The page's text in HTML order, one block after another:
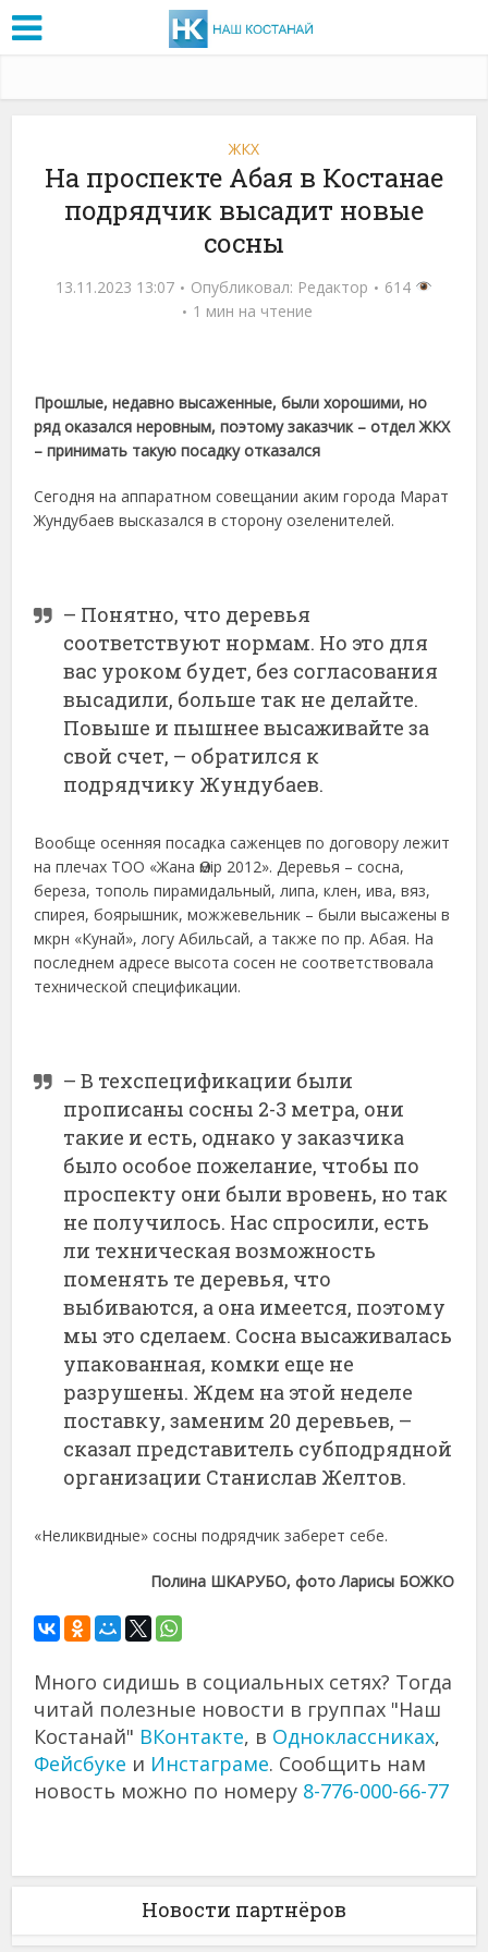
ЖКХ
На проспекте Абая в Костанае
подрядчик высадит новые
сосны
13.11.2023 13:07 Опубликовал: Редактор
614
1 мин на чтение
Прошлые, недавно высаженные, были хорошими, но
ряд оказался неровным, поэтому заказчик – отдел ЖКХ
– принимать такую посадку отказался
Сегодня на аппаратном совещании аким города Марат
Жундубаев высказался в сторону озеленителей.
– Понятно, что деревья
соответствуют нормам. Но это для
вас уроком будет, без согласования
высадили, больше так не делайте.
Повыше и пышнее высаживайте за
свой счет, – обратился к
подрядчику Жундубаев.
Вообще осенняя посадка саженцев по договору лежит
на плечах ТОО «Жана Өмір 2012». Деревья – сосна,
береза, тополь пирамидальный, липа, клен, ива, вяз,
спирея, боярышник, можжевельник – были высажены в
мкрн «Кунай», логу Абильсай, а также по пр. Абая. На
последнем адресе высота сосен не соответствовала
технической спецификации.
– В техспецификации были
прописаны сосны 2-3 метра, они
такие и есть, однако у заказчика
было особое пожелание, чтобы по
проспекту они были вровень, но так
не получилось. Нас спросили, есть
ли техническая возможность
поменять те деревья, что
выбиваются, а она имеется, поэтому
мы это сделаем. Сосна высаживалась
упакованная, комки еще не
разрушены. Ждем на этой неделе
поставку, заменим 20 деревьев, –
сказал представитель субподрядной
организации Станислав Желтов.
«Неликвидные» сосны подрядчик заберет себе.
Полина ШКАРУБО, фото Ларисы БОЖКО
Много сидишь в социальных сетях? Тогда
читай полезные новости в группах "Наш
Костанай" ВКонтакте, в Одноклассниках,
Фейсбуке и Инстаграме. Сообщить нам
новость можно по номеру 8-776-000-66-77
Новости партнёров